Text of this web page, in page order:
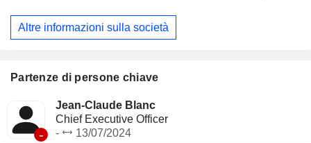
alla maggiore visibilità globale offerta ai propri partner
commerciali. La sua attività di trasmissione televisiva
il suo canale televisivo globale interamente di proprietà,
il mondo. Matchday gestisce Old Trafford, uno stadio di
calcio con circa 74.233 posti a sedere, comprese le tribune
accessibili che ospitano 556 tifosi con disabilità.
Altre informazioni sulla società
Partenze di persone chiave
-
Jean-Claude Blanc
Chief Executive Officer
-
13/07/2024